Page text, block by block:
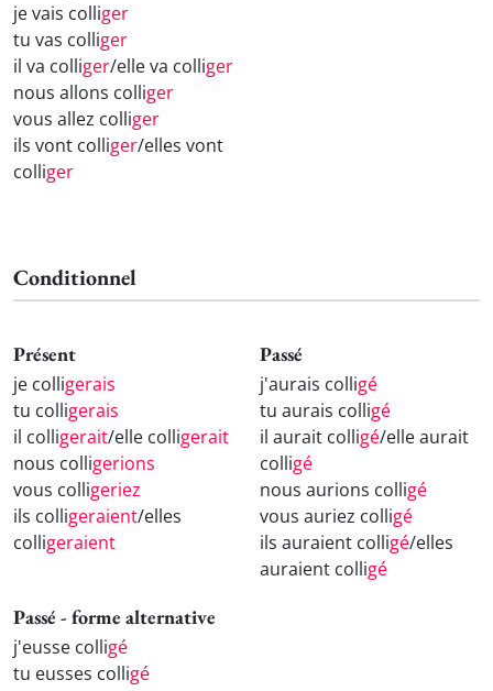
je vais colliger
tu vas colliger
il va colliger/elle va colliger
nous allons colliger
vous allez colliger
ils vont colliger/elles vont
colliger
Conditionnel
Présent
je colligerais
tu colligerais
il colligerait/elle colligerait
nous colligerions
vous colligeriez
ils colligeraient/elles
colligeraient
Passé
j'aurais colligé
tu aurais colligé
il aurait colligé/elle aurait
colligé
nous aurions colligé
vous auriez colligé
ils auraient colligé/elles
auraient colligé
Passé - forme alternative
j'eusse colligé
tu eusses colligé